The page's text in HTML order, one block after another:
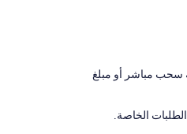
سحب مباشر أو مبلغ
الخاصة.